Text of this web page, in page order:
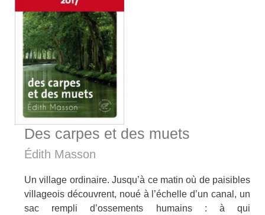
Des carpes et des muets
Édith Masson
Un village ordinaire. Jusqu’à ce matin où de paisibles
villageois découvrent, noué à l’échelle d’un canal, un
sac rempli d’ossements humains : à qui